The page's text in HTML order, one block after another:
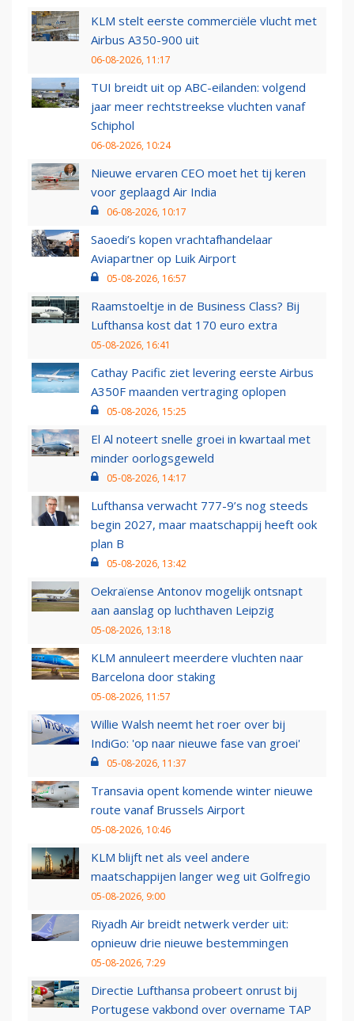
KLM stelt eerste commerciële vlucht met
Airbus A350-900 uit
06-08-2026, 11:17
TUI breidt uit op ABC-eilanden: volgend
jaar meer rechtstreekse vluchten vanaf
Schiphol
06-08-2026, 10:24
Nieuwe ervaren CEO moet het tij keren
voor geplaagd Air India
06-08-2026, 10:17
Saoedi’s kopen vrachtafhandelaar
Aviapartner op Luik Airport
05-08-2026, 16:57
Raamstoeltje in de Business Class? Bij
Lufthansa kost dat 170 euro extra
05-08-2026, 16:41
Cathay Pacific ziet levering eerste Airbus
A350F maanden vertraging oplopen
05-08-2026, 15:25
El Al noteert snelle groei in kwartaal met
minder oorlogsgeweld
05-08-2026, 14:17
Lufthansa verwacht 777-9’s nog steeds
begin 2027, maar maatschappij heeft ook
plan B
05-08-2026, 13:42
Oekraïense Antonov mogelijk ontsnapt
aan aanslag op luchthaven Leipzig
05-08-2026, 13:18
KLM annuleert meerdere vluchten naar
Barcelona door staking
05-08-2026, 11:57
Willie Walsh neemt het roer over bij
IndiGo: 'op naar nieuwe fase van groei'
05-08-2026, 11:37
Transavia opent komende winter nieuwe
route vanaf Brussels Airport
05-08-2026, 10:46
KLM blijft net als veel andere
maatschappijen langer weg uit Golfregio
05-08-2026, 9:00
Riyadh Air breidt netwerk verder uit:
opnieuw drie nieuwe bestemmingen
05-08-2026, 7:29
Directie Lufthansa probeert onrust bij
Portugese vakbond over overname TAP